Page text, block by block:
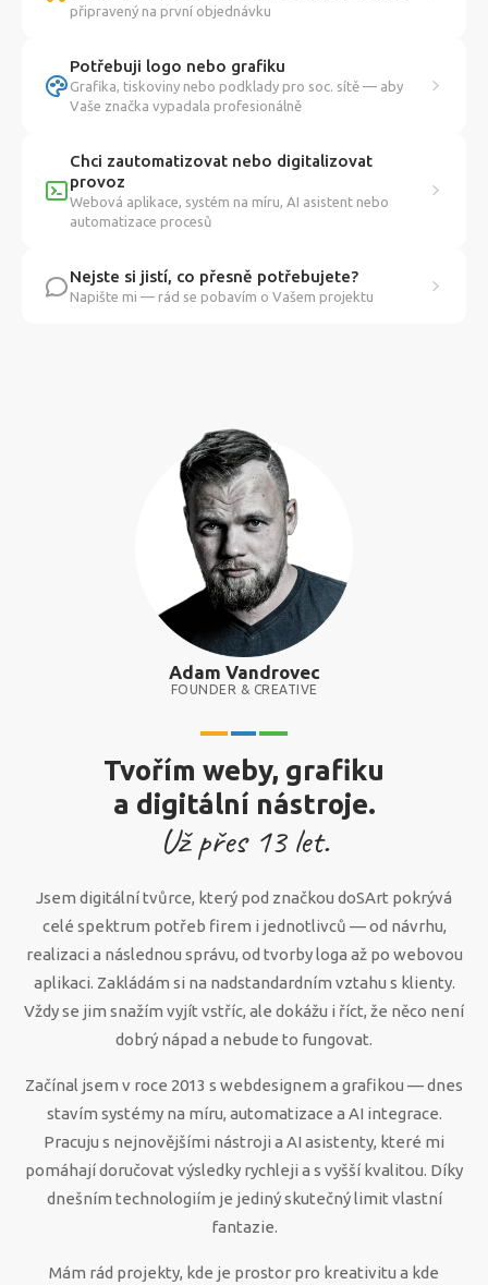
připravený na první objednávku
Potřebuji logo nebo grafiku
Grafika, tiskoviny nebo podklady pro soc. sítě — aby
Vaše značka vypadala profesionálně
Chci zautomatizovat nebo digitalizovat
provoz
Webová aplikace, systém na míru, AI asistent nebo
automatizace procesů
Nejste si jistí, co přesně potřebujete?
Napište mi — rád se pobavím o Vašem projektu
Adam Vandrovec
FOUNDER & CREATIVE
Tvořím weby, grafiku
a digitální nástroje.
Už přes 13let.
Jsem digitální tvůrce, který pod značkou doSArt pokrývá
celé spektrum potřeb firem i jednotlivců — od návrhu,
realizaci a následnou správu, od tvorby loga až po webovou
aplikaci. Zakládám si na nadstandardním vztahu s klienty.
Vždy se jim snažím vyjít vstříc, ale dokážu i říct, že něco není
dobrý nápad a nebude to fungovat.
Začínal jsem v roce 2013 s webdesignem a grafikou — dnes
stavím systémy na míru, automatizace a AI integrace.
Pracuju s nejnovějšími nástroji a AI asistenty, které mi
pomáhají doručovat výsledky rychleji a s vyšší kvalitou. Díky
dnešním technologiím je jediný skutečný limit vlastní
fantazie.
Mám rád projekty, kde je prostor pro kreativitu a kde